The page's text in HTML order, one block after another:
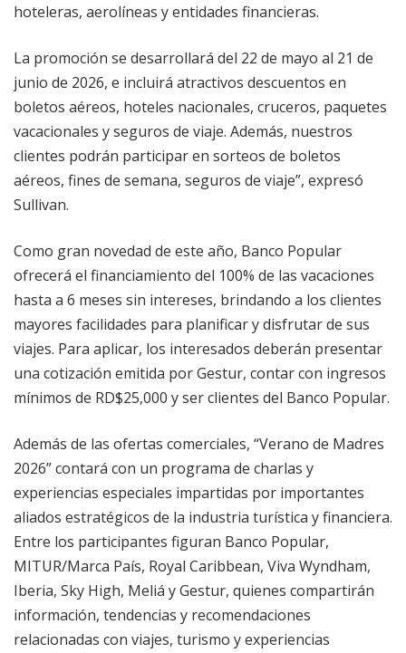
hoteleras, aerolíneas y entidades financieras.
La promoción se desarrollará del 22 de mayo al 21 de
junio de 2026, e incluirá atractivos descuentos en
boletos aéreos, hoteles nacionales, cruceros, paquetes
vacacionales y seguros de viaje. Además, nuestros
clientes podrán participar en sorteos de boletos
aéreos, fines de semana, seguros de viaje”, expresó
Sullivan.
Como gran novedad de este año, Banco Popular
ofrecerá el financiamiento del 100% de las vacaciones
hasta a 6 meses sin intereses, brindando a los clientes
mayores facilidades para planificar y disfrutar de sus
viajes. Para aplicar, los interesados deberán presentar
una cotización emitida por Gestur, contar con ingresos
mínimos de RD$25,000 y ser clientes del Banco Popular.
Además de las ofertas comerciales, “Verano de Madres
2026” contará con un programa de charlas y
experiencias especiales impartidas por importantes
aliados estratégicos de la industria turística y financiera.
Entre los participantes figuran Banco Popular,
MITUR/Marca País, Royal Caribbean, Viva Wyndham,
Iberia, Sky High, Meliá y Gestur, quienes compartirán
información, tendencias y recomendaciones
relacionadas con viajes, turismo y experiencias